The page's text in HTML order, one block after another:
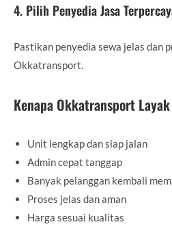
4. Pilih Penyedia Jasa
Pastikan penyedia sewa jelas dan
Okkatransport.
Kenapa Okkatransport
Unit lengkap dan siap jalan
Admin cepat tanggap
Banyak pelanggan kembali
Proses jelas dan aman
Harga sesuai kualitas